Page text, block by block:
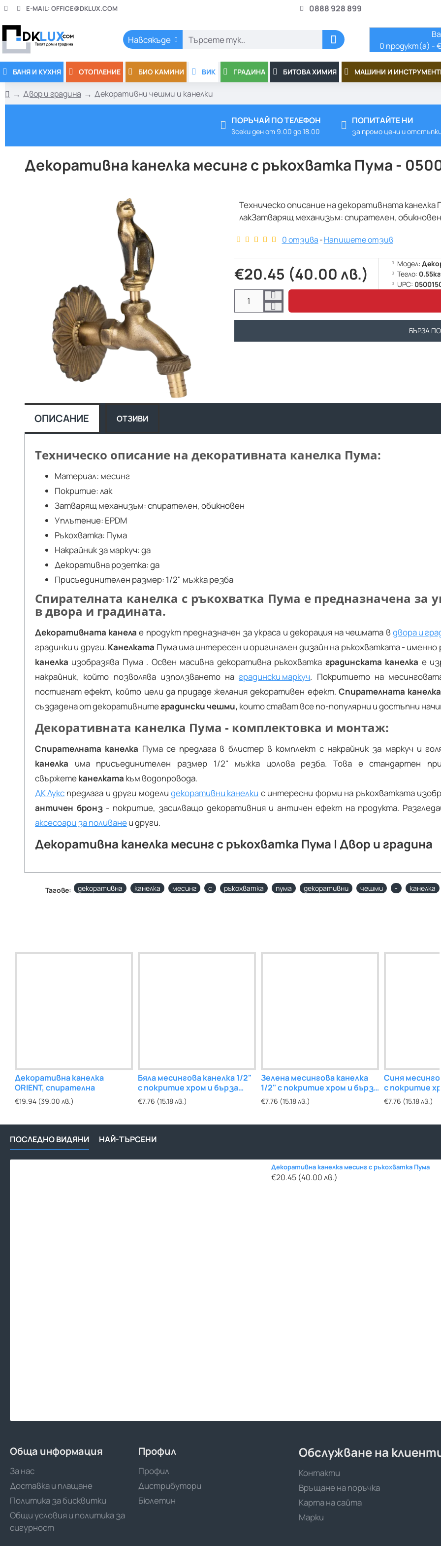
E-MAIL: OFFICE@DKLUX.COM 0888 928 899
Навсякъде
Търсете
0 продукт(а) -
БАНЯ И КУХНЯ ОТОПЛЕНИЕ БИО КАМИНИ ВИК ГРАДИНА БИТОВА ХИМИЯ МАШИНИ И
h
Двор и градина Декоративни чешми и канелки
ПОРЪЧАЙ ПО ТЕЛЕФОН
всеки ден от 9.00 до 18.00
ПОПИТАЙТЕ НИ
за промо цени и
Декоративна канелка месинг с ръкохватка Пума -
Техническо описание на декоративната
лакЗатварящ механизъм: спирателен,
0 отзива-Напишете отзив
€20.45 (40.00 лв.) Модел:
Тегло: 0.55кг
UPC:
БЪРЗА
ОПИСАНИЕ ОТЗИВИ
Техническо описание на декоративната канелка Пума:
Материал: месинг
Покритие: лак
Затварящ механизъм: спирателен, обикновен
Уплътение: EPDM
Ръкохватка: Пума
Накрайник за маркуч: да
Декоративна розетка: да
Присъединителен размер: 1/2" мъжка резба
Спирателната канелка с ръкохватка Пума е предназначена за
в двора и градината.
Декоративната канела е продукт предназначен за украса и декорация на чешмата вдвора и
градинки и други. Канелката Пума има интересен и оригинален дизайн на ръкохватката - именно
канелка изобразява Пума . Освен масивна декоративна ръкохватка градинската канелка е
накрайник, който позволява използването наградински маркуч. Покритието на
постигнат ефект, който цели да придаде желания декоративен ефект. Спирателната канелка
създадена от декоративнитеградински чешми, които стават все по-популярни и достъпни
Декоративната канелка Пума - комплектовка и монтаж:
Спирателната канелка Пума се предлага в блистер в комплект с накрайник за маркуч и
канелка има присъединителен размер 1/2" мъжка цолова резба. Това е стандартен
свържетеканелката към водопровода.
ДК Лукс предлага и други моделидекоративни канелки с интересни форми на ръкохватката
античен бронз- покритие, засилващо декоративния и античен ефект на продукта.
аксесоари за поливанеи други.
Декоративна канелка месинг с ръкохватка Пума | Двор и градина
Тагове: декоративна канелка месинг с ръкохватка пума декоративни чешми - канелка
Декоративна канелка
ORIENT, спирателна
€19.94 (39.00 лв.)
Бяла месингова канелка 1/2"
с покритие хром и бърза
връзка
€7.76 (15.18 лв.)
Зелена месингова канелка
1/2" с покритие хром и бърза
връзка
€7.76 (15.18 лв.)
Синя
с покритие
връзка
€7.76 (15.18 лв.)
ПОСЛЕДНО ВИДЯНИ НАЙ-ТЪРСЕНИ
Декоративна канелка месинг с ръкохватка Пума
€20.45 (40.00 лв.)
Обща информация
За нас
Доставка и плащане
Политика за бисквитки
Общи условия и политика за
сигурност
Профил
Профил
Дистрибутори
Бюлетин
Обслужване на
Контакти
Връщане на поръчка
Карта на сайта
Марки